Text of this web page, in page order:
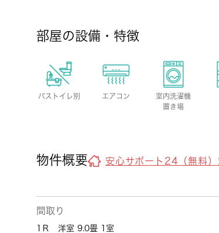
部屋の設備・特徴
バストイレ別 エアコン
室内洗濯機
置き場
物件概要 安心サポート24（無料）
間取り
1Ｒ 洋室 9.0畳 1室